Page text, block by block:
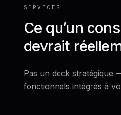
SERVICES
Ce qu’un
devrait
Pas un deck stratégique
fonctionnels intégrés à